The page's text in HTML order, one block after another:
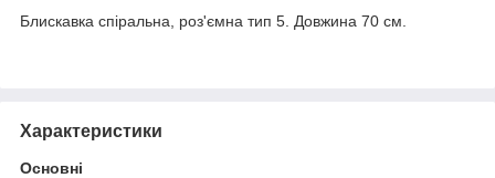
Блискавка спіральна, роз'ємна тип 5. Довжина 70 см.
Характеристики
Основні